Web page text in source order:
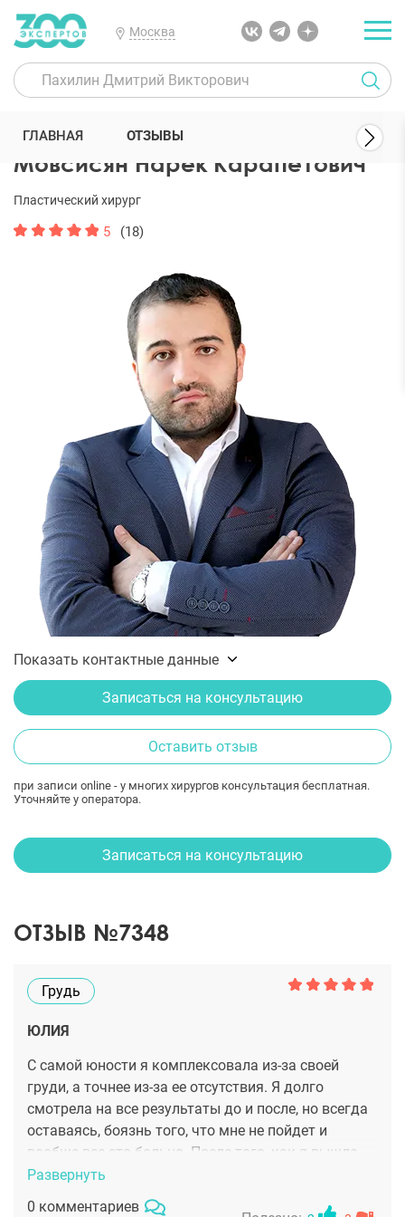
Москва
300 Экспертов Пластические хирурги Мовсисян Нарек
Мовсисян Нарек Карапетович
Пластический хирург
5 (18)
Показать контактные данные
Записаться на консультацию
Оставить отзыв
при записи online - у многих хирургов консультация бесплатная.
Уточняйте у оператора.
ГЛАВНАЯ ОТЗЫВЫ
Записаться на консультацию
ОТЗЫВ №7348
Грудь
ЮЛИЯ
С самой юности я комплексовала из-за своей
груди, а точнее из-за ее отсутствия. Я долго
смотрела на все результаты до и после, но всегда
оставаясь, боязнь того, что мне не пойдет и
вообще все это больно. После того, как я вышла
замуж, я подумала, что ну теперь, то уж можно уже
обойтись без операции. Но я очень удивилась, что
Развернуть
0 комментариев